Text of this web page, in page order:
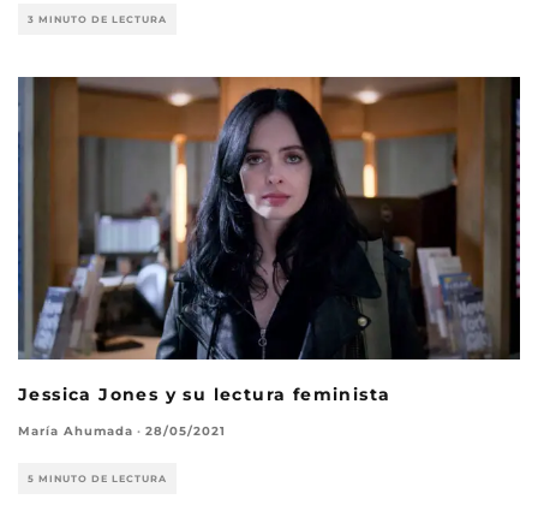
3 MINUTO DE LECTURA
Jessica Jones y su lectura feminista
María Ahumada · 28/05/2021
5 MINUTO DE LECTURA